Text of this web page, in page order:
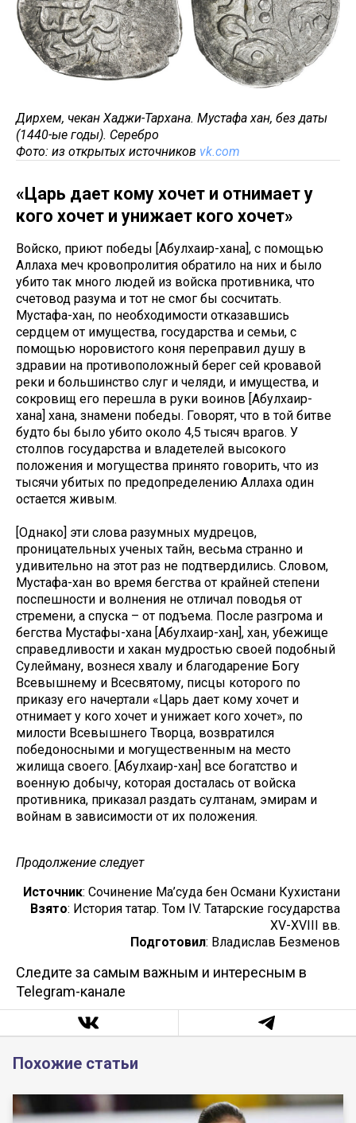
Дирхем, чекан Хаджи-Тархана. Мустафа хан, без даты
(1440-ые годы). Серебро
Фото: из открытых источников vk.com
«Царь дает кому хочет и отнимает у
кого хочет и унижает кого хочет»
Войско, приют победы [Абулхаир-хана], с помощью
Аллаха меч кровопролития обратило на них и было
убито так много людей из войска противника, что
счетовод разума и тот не смог бы сосчитать.
Мустафа-хан, по необходимости отказавшись
сердцем от имущества, государства и семьи, с
помощью норовистого коня переправил душу в
здравии на противоположный берег сей кровавой
реки и большинство слуг и челяди, и имущества, и
сокровищ его перешла в руки воинов [Абулхаир-
хана] хана, знамени победы. Говорят, что в той битве
будто бы было убито около 4,5 тысяч врагов. У
столпов государства и владетелей высокого
положения и могущества принято говорить, что из
тысячи убитых по предопределению Аллаха один
остается живым.
[Однако] эти слова разумных мудрецов,
проницательных ученых тайн, весьма странно и
удивительно на этот раз не подтвердились. Словом,
Мустафа-хан во время бегства от крайней степени
поспешности и волнения не отличал поводья от
стремени, а спуска – от подъема. После разгрома и
бегства Мустафы-хана [Абулхаир-хан], хан, убежище
справедливости и хакан мудростью своей подобный
Сулейману, вознеся хвалу и благодарение Богу
Всевышнему и Всесвятому, писцы которого по
приказу его начертали «Царь дает кому хочет и
отнимает у кого хочет и унижает кого хочет», по
милости Всевышнего Творца, возвратился
победоносными и могущественным на место
жилища своего. [Абулхаир-хан] все богатство и
военную добычу, которая досталась от войска
противника, приказал раздать султанам, эмирам и
войнам в зависимости от их положения.
Продолжение следует
Источник: Сочинение Ма’суда бен Османи Кухистани
Взято: История татар. Том IV. Татарские государства
XV-XVIII вв.
Подготовил: Владислав Безменов
Следите за самым важным и интересным в
Telegram-канале
Похожие статьи